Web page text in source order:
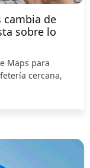
cambia de
sobre lo
Maps para
cercana,